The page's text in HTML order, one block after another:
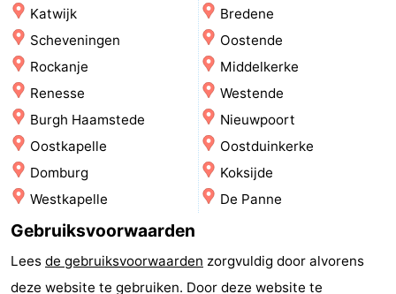
Fietsen
-
Wandelen
-
Paardrijden
-
Golfbanen
-
Surfen
Eten
en
drinken
Evenementen
Praktisch
Katwijk
Scheveningen
Rockanje
Renesse
Burgh Haamstede
Oostkapelle
Domburg
Westkapelle
Bredene
Oostende
Middelkerke
Westende
Nieuwpoort
Oostduinkerke
Koksijde
De Panne
Gebruiksvoorwaarden
Lees de gebruiksvoorwaarden zorgvuldig door alvorens
deze website te gebruiken. Door deze website te